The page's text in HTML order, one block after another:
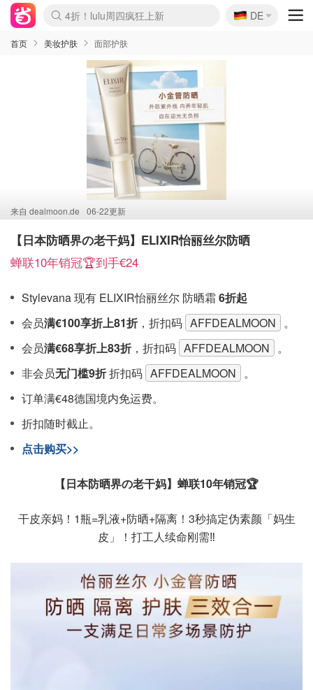
Boticinal 夏促开抢！
4折！lulu周四疯狂上新
还没结束！&OtherStories大促
Joybuy变相75折 随时失效
速领！Stanley独家85折
疑似霸哥！Camper额外叠85折
Zalando 奥莱闪促！每日更新
Moncler反季囤！5折起+叠9折
Coach Brooklyn仅€192
🇩🇪
DE
首页 美妆护肤 面部护肤
来自 dealmoon.de 06-22更新
【日本防晒界の老干妈】ELIXIR怡丽丝尔防晒
蝉联10年销冠🏆到手€24
Stylevana 现有 ELIXIR怡丽丝尔 防晒霜 6折起
会员满€100享折上81折 ，折扣码 AFFDEALMOON 。
会员满€68享折上83折 ，折扣码 AFFDEALMOON 。
非会员无门槛9折折扣码 AFFDEALMOON 。
订单满€48德国境内免运费。
折扣随时截止。
点击购买>>
【日本防晒界の老干妈】蝉联10年销冠🏆
干皮亲妈！1瓶=乳液+防晒+隔离！3秒搞定伪素颜「妈生
皮」！打工人续命刚需‼️